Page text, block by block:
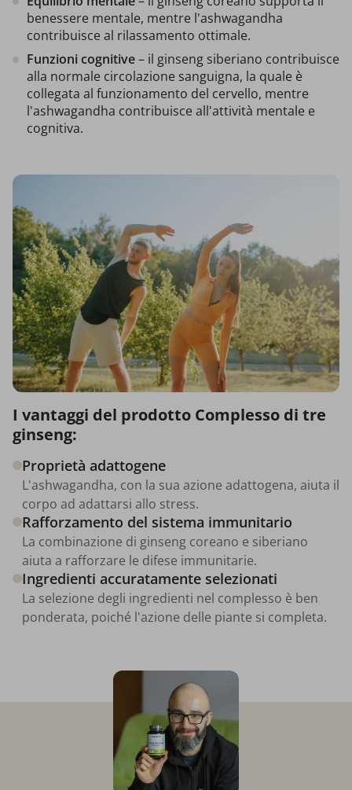
benessere mentale, mentre l'ashwagandha
contribuisce al rilassamento ottimale.
Funzioni cognitive– il ginseng siberiano contribuisce
alla normale circolazione sanguigna, la quale è
collegata al funzionamento del cervello, mentre
l'ashwagandha contribuisce all'attività mentale e
cognitiva.
I vantaggi del prodotto Complesso di tre
ginseng:
Proprietà adattogene
L'ashwagandha, con la sua azione adattogena, aiuta il
corpo ad adattarsi allo stress.
Rafforzamento del sistema immunitario
La combinazione di ginseng coreano e siberiano
aiuta a rafforzare le difese immunitarie.
Ingredienti accuratamente selezionati
La selezione degli ingredienti nel complesso è ben
ponderata, poiché l'azione delle piante si completa.